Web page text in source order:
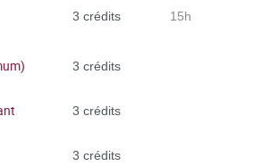
3 crédits 15h
3 crédits
3 crédits
3 crédits